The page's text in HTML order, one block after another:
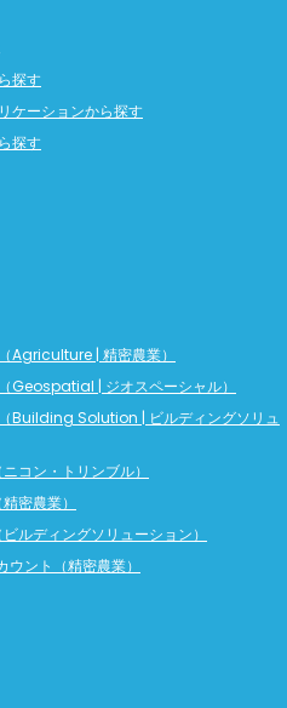
探す
ケーションから探す
探す
Agriculture | 精密農業）
Geospatial | ジオスペーシャル）
Building Solution | ビルディングソリュ
コン・トリンブル）
密農業）
ビルディングソリューション）
ウント（精密農業）